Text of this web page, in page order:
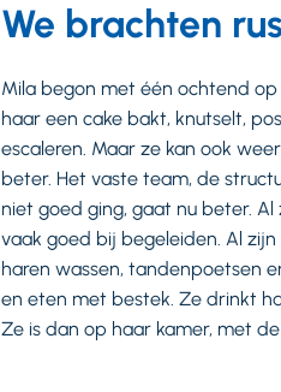
We brachten
Mila begon met één ochtend
haar een cake bakt, knutselt,
escaleren. Maar ze kan ook
beter. Het vaste team, de
niet goed ging, gaat nu beter.
vaak goed bij begeleiden. Al zijn
haren wassen, tandenpoetsen
en eten met bestek. Ze drinkt
Ze is dan op haar kamer, met